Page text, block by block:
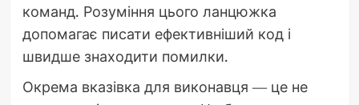
команд. Розуміння цього ланцюжка
допомагає писати ефективніший код і
швидше знаходити помилки.
Окрема вказівка для виконавця — це не